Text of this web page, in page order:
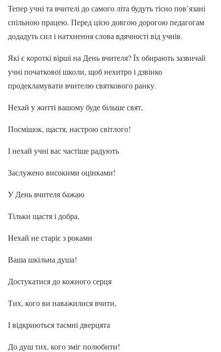
Тепер учні та вчителі до самого літа будуть тісно пов’язані
спільною працею. Перед цією довгою дорогою педагогам
додадуть сил і натхнення слова вдячності від учнів.
Які є короткі вірші на День вчителя? Їх обирають зазвичай
учні початкової школи, щоб нехитро і дзвінко
продекламувати вчителю святкового ранку.
Нехай у житті вашому буде більше свят,
Посмішок, щастя, настрою світлого!
І нехай учні вас частіше радують
Заслужено високими оцінками!
У День вчителя бажаю
Тільки щастя і добра,
Нехай не старіє з роками
Ваша шкільна душа!
Достукатися до кожного серця
Тих, кого ви наважилися вчити,
І відкриються таємні дверцята
До душ тих, кого зміг полюбити!